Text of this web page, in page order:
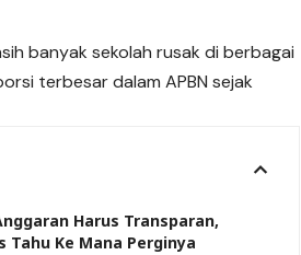
banyak sekolah rusak di berbagai
terbesar dalam APBN sejak
Harus Transparan,
Tahu Ke Mana Perginya